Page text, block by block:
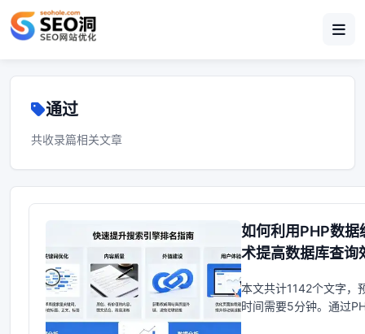
通过
共收录篇相关文章
如何利用PHP数据
术提高数据库查询
本文共计1142个文字，
时间需要5分钟。通过